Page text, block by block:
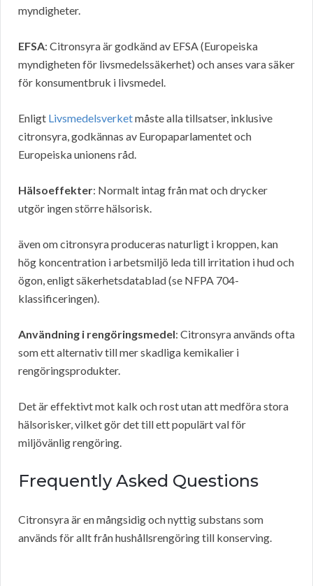
myndigheter.
EFSA: Citronsyra är godkänd av EFSA (Europeiska
myndigheten för livsmedelssäkerhet) och anses vara säker
för konsumentbruk i livsmedel.
Enligt Livsmedelsverketmåste alla tillsatser, inklusive
citronsyra, godkännas av Europaparlamentet och
Europeiska unionens råd.
Hälsoeffekter: Normalt intag från mat och drycker
utgör ingen större hälsorisk.
även om citronsyra produceras naturligt i kroppen, kan
hög koncentration i arbetsmiljö leda till irritation i hud och
ögon, enligt säkerhetsdatablad (se NFPA 704-
klassificeringen).
Användning i rengöringsmedel: Citronsyra används ofta
som ett alternativ till mer skadliga kemikalier i
rengöringsprodukter.
Det är effektivt mot kalk och rost utan att medföra stora
hälsorisker, vilket gör det till ett populärt val för
miljövänlig rengöring.
Frequently Asked Questions
Citronsyra är en mångsidig och nyttig substans som
används för allt från hushållsrengöring till konserving.